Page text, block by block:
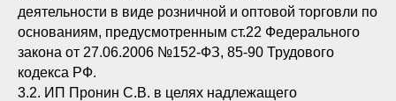
деятельности в виде розничной и оптовой торговли по
основаниям, предусмотренным ст.22 Федерального
закона от 27.06.2006 №152-ФЗ, 85-90 Трудового
кодекса РФ.
3.2. ИП Пронин С.В. в целях надлежащего